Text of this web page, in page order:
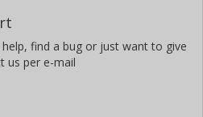
find a bug or just want to give
us per e-mail